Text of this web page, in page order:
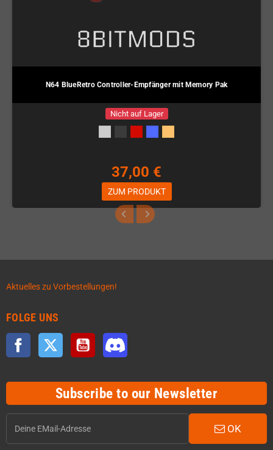
N64 BlueRetro Controller-Empfänger mit Memory Pak
Nicht auf Lager
37,00 €
ZUM PRODUKT
Aktuelles zu Vorbestellungen!
FOLGE UNS
Facebook Twitter YouTube
Subscribe to our Newsletter
OK